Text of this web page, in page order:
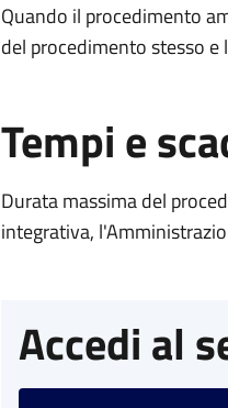
Quando il procedimento
del procedimento stesso
Tempi e
Durata massima del
integrativa,
Accedi al